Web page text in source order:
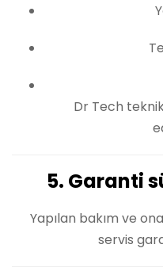
Dr Tech
5. Garanti
Yapılan bakım ve
servis